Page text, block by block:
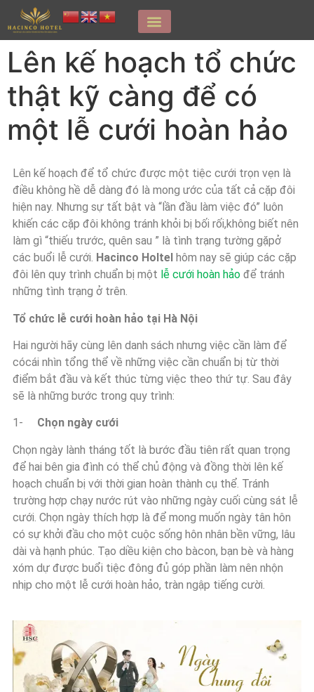
Lên kế hoạch tổ chức
thật kỹ càng để có
một lễ cưới hoàn hảo
Lên kế hoạch để tổ chức được một tiệc cưới trọn vẹn là
điều không hề dễ dàng đó là mong ước của tất cả cặp đôi
hiện nay. Nhưng sự tất bật và “lần đầu làm việc đó” luôn
khiến các cặp đôi không tránh khỏi bị bối rối,không biết nên
làm gì “thiếu trước, quên sau ” là tình trạng tường gặpở
các buổi lễ cưới. Hacinco Holtel hôm nay sẽ giúp các cặp
đôi lên quy trình chuẩn bị một lễ cưới hoàn hảo để tránh
những tình trạng ở trên.
Tổ chức lễ cưới hoàn hảo tại Hà Nội
Hai người hãy cùng lên danh sách nhưng việc cần làm để
cócái nhìn tổng thể về những việc cần chuẩn bị từ thời
điểm bắt đầu và kết thúc từng việc theo thứ tự. Sau đây
sẽ là những bước trong quy trình:
1- Chọn ngày cưới
Chọn ngày lành tháng tốt là bước đầu tiên rất quan trọng
để hai bên gia đình có thể chủ động và đồng thời lên kế
hoạch chuẩn bị với thời gian hoàn thành cụ thể. Tránh
trường hợp chạy nước rút vào những ngày cuối cùng sát lễ
cưới. Chọn ngày thích hợp là để mong muốn ngày tân hôn
có sự khởi đầu cho một cuộc sống hôn nhân bền vững, lâu
dài và hạnh phúc. Tạo diều kiện cho bàcon, bạn bè và hàng
xóm dự được buổi tiệc đông đủ góp phần làm nên nhộn
nhịp cho một lễ cưới hoàn hảo, tràn ngập tiếng cười.